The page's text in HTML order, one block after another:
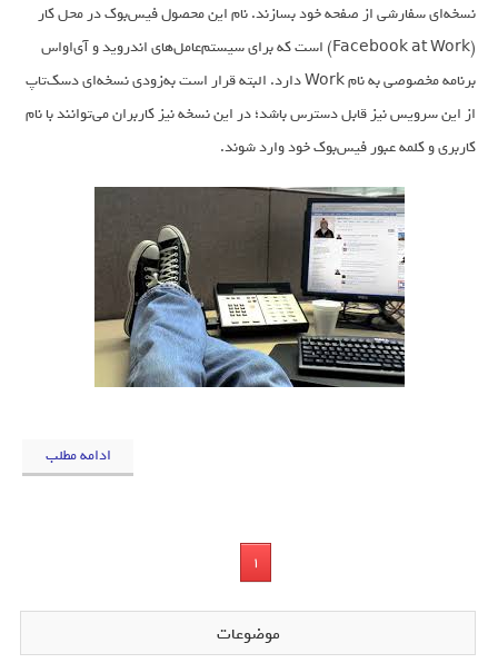
نسخه‌ای سفارشی از صفحه خود بسازند. نام این محصول فیس‌بوک در محل کار
(Facebook at‌ Work) است که برای سیستم‌عامل‌های اندروید و آی‌او‌اس
برنامه مخصوصی به نام Work دارد. البته قرار است به‌زودی نسخه‌ای دسک‌تاپ
از این سرویس نیز قابل دسترس باشد؛ در این نسخه نیز کاربران می‌توانند با نام
کاربری و کلمه عبور فیس‌بوک خود وارد شوند.
ادامه مطلب
1
موضوعات